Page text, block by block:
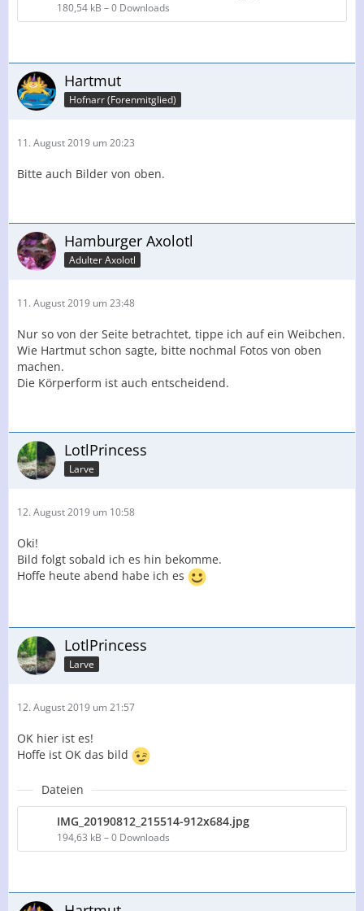
180,54 kB – 0 Downloads
Hartmut
Hofnarr (Forenmitglied)
11. August 2019 um 20:23
Bitte auch Bilder von oben.
Hamburger Axolotl
Adulter Axolotl
11. August 2019 um 23:48
Nur so von der Seite betrachtet, tippe ich auf ein Weibchen.
Wie Hartmut schon sagte, bitte nochmal Fotos von oben
machen.
Die Körperform ist auch entscheidend.
LotlPrincess
Larve
12. August 2019 um 10:58
Oki!
Bild folgt sobald ich es hin bekomme.
Hoffe heute abend habe ich es
LotlPrincess
Larve
12. August 2019 um 21:57
OK hier ist es!
Hoffe ist OK das bild
Dateien
IMG_20190812_215514-912x684.jpg
194,63 kB – 0 Downloads